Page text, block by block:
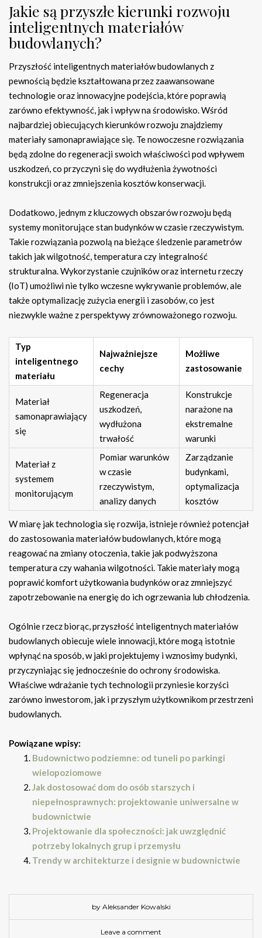
Jakie są przyszłe kierunki rozwoju
inteligentnych materiałów
budowlanych?
Przyszłość inteligentnych materiałów budowlanych z
pewnością będzie kształtowana przez zaawansowane
technologie oraz innowacyjne podejścia, które poprawią
zarówno efektywność, jak i wpływ na środowisko. Wśród
najbardziej obiecujących kierunków rozwoju znajdziemy
materiały samonaprawiające się. Te nowoczesne rozwiązania
będą zdolne do regeneracji swoich właściwości pod wpływem
uszkodzeń, co przyczyni się do wydłużenia żywotności
konstrukcji oraz zmniejszenia kosztów konserwacji.
Dodatkowo, jednym z kluczowych obszarów rozwoju będą
systemy monitorujące stan budynków w czasie rzeczywistym.
Takie rozwiązania pozwolą na bieżące śledzenie parametrów
takich jak wilgotność, temperatura czy integralność
strukturalna. Wykorzystanie czujników oraz internetu rzeczy
(IoT) umożliwi nie tylko wczesne wykrywanie problemów, ale
także optymalizację zużycia energii i zasobów, co jest
niezwykle ważne z perspektywy zrównoważonego rozwoju.
Typ
inteligentnego
materiału
Najważniejsze
cechy
Możliwe
zastosowanie
Materiał
samonaprawiający
się
Regeneracja
uszkodzeń,
wydłużona
trwałość
Konstrukcje
narażone na
ekstremalne
warunki
Materiał z
systemem
monitorującym
Pomiar warunków
w czasie
rzeczywistym,
analizy danych
Zarządzanie
budynkami,
optymalizacja
kosztów
W miarę jak technologia się rozwija, istnieje również potencjał
do zastosowania materiałów budowlanych, które mogą
reagować na zmiany otoczenia, takie jak podwyższona
temperatura czy wahania wilgotności. Takie materiały mogą
poprawić komfort użytkowania budynków oraz zmniejszyć
zapotrzebowanie na energię do ich ogrzewania lub chłodzenia.
Ogólnie rzecz biorąc, przyszłość inteligentnych materiałów
budowlanych obiecuje wiele innowacji, które mogą istotnie
wpłynąć na sposób, w jaki projektujemy i wznosimy budynki,
przyczyniając się jednocześnie do ochrony środowiska.
Właściwe wdrażanie tych technologii przyniesie korzyści
zarówno inwestorom, jak i przyszłym użytkownikom przestrzeni
budowlanych.
Powiązane wpisy:
Budownictwo podziemne: od tuneli po parkingi
wielopoziomowe
Jak dostosować dom do osób starszych i
niepełnosprawnych: projektowanie uniwersalne w
budownictwie
Projektowanie dla społeczności: jak uwzględnić
potrzeby lokalnych grup i przemysłu
Trendy w architekturze i designie w budownictwie
by Aleksander Kowalski
Leave a comment